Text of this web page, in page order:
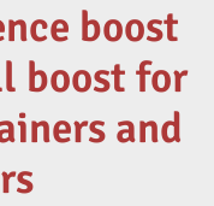
boost
boost for
and